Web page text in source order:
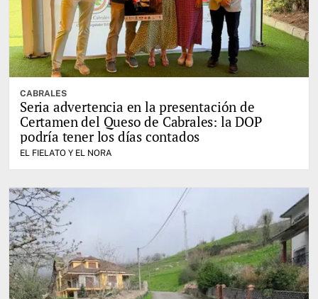
CABRALES
Seria advertencia en la presentación de
Certamen del Queso de Cabrales: la DOP
podría tener los días contados
EL FIELATO Y EL NORA